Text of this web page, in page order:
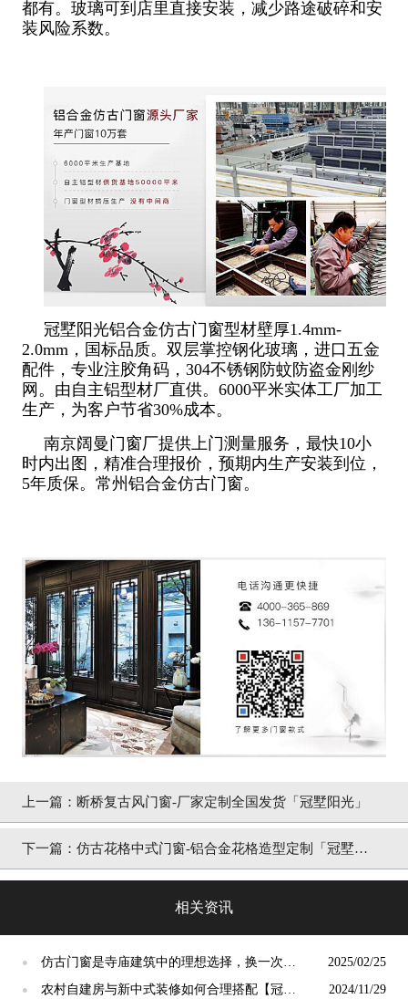
都有。玻璃可到店里直接安装，减少路途破碎和安
装风险系数。
冠墅阳光铝合金仿古门窗型材壁厚1.4mm-
2.0mm，国标品质。双层掌控钢化玻璃，进口五金
配件，专业注胶角码，304不锈钢防蚊防盗金刚纱
网。由自主铝型材厂直供。6000平米实体工厂加工
生产，为客户节省30%成本。
南京阔曼门窗厂提供上门测量服务，最快10小
时内出图，精准合理报价，预期内生产安装到位，
5年质保。常州铝合金仿古门窗。
上一篇： 断桥复古风门窗-厂家定制全国发货「冠墅阳光」
下一篇： 仿古花格中式门窗-铝合金花格造型定制「冠墅阳
相关资讯
●
仿古门窗是寺庙建筑中的理想选择，换一次用
终生【冠墅阳光】
2025/02/25
●
农村自建房与新中式装修如何合理搭配【冠墅
2024/11/29